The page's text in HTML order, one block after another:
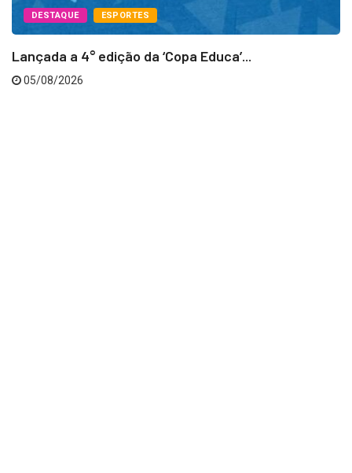
DESTAQUE ESPORTES
Lançada a 4° edição da ‘Copa Educa’...
05/08/2026